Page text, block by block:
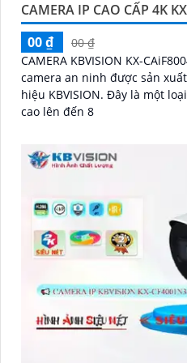
CAMERA IP CAO CẤP 4K
00 ₫
00 ₫
CAMERA KBVISION KX-
camera an ninh được sản
hiệu KBVISION. Đây là một loại camera IP có độ phân giải
cao lên đến 8